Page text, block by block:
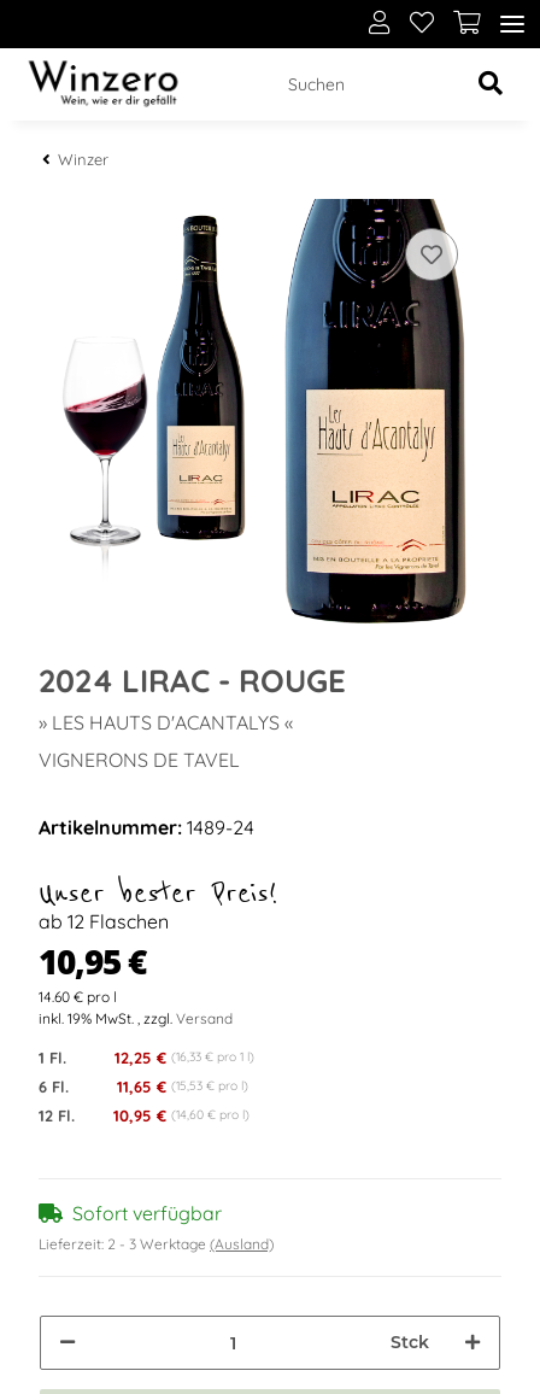
Winzer
2024 LIRAC - ROUGE
» LES HAUTS D'ACANTALYS «
VIGNERONS DE TAVEL
Artikelnummer: 1489-24
Unser bester Preis!
ab 12 Flaschen
10,95 €
14.60 € pro l
inkl. 19% MwSt. , zzgl. Versand
1 Fl. 12,25 € (16,33 € pro 1 l)
6 Fl. 11,65 € (15,53 € pro l)
12 Fl. 10,95 € (14,60 € pro l)
Sofort verfügbar
Lieferzeit: 2 - 3 Werktage (Ausland)
Stck